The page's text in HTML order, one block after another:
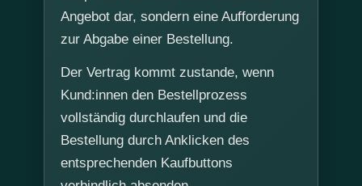
Angebot dar, sondern eine Aufforderung
zur Abgabe einer Bestellung.
Der Vertrag kommt zustande, wenn
Kund:innen den Bestellprozess
vollständig durchlaufen und die
Bestellung durch Anklicken des
entsprechenden Kaufbuttons